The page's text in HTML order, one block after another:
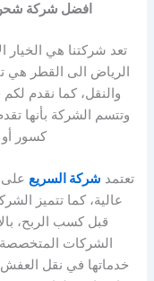
افضل شركة
تعد شركتنا هي
الرياض الى القطر هي
والنقل، كما نقدم
وتتسم الشركة بأنها
كسور أو
تعتمد شركة السريع على
عالية، كما تتميز
قبل كسب الربح،
الشركات
خدماتها في نقل